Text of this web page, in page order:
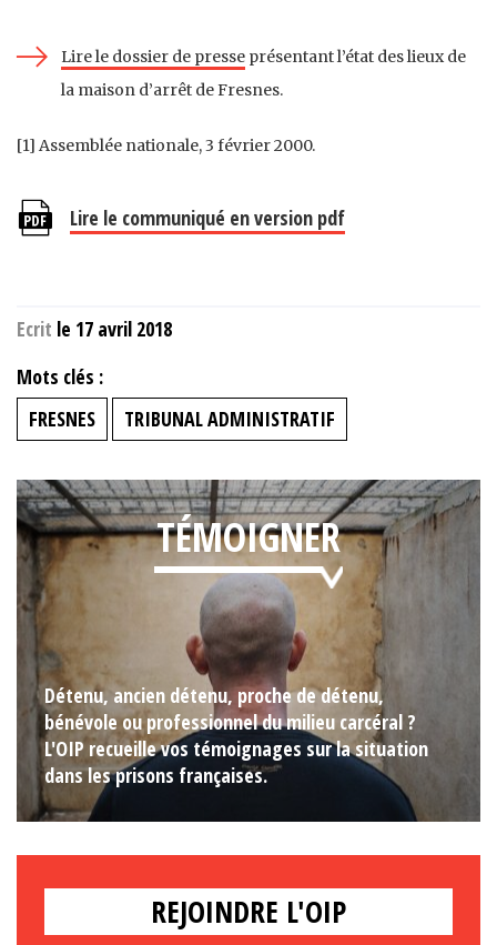
Lire le dossier de presse présentant l’état des lieux de
la maison d’arrêt de Fresnes.
[1] Assemblée nationale, 3 février 2000.
Lire le communiqué en version pdf
Ecrit le 17 avril 2018
Mots clés :
FRESNES
TRIBUNAL ADMINISTRATIF
TÉMOIGNER
Détenu, ancien détenu, proche de détenu,
bénévole ou professionnel du milieu carcéral ?
L'OIP recueille vos témoignages sur la situation
dans les prisons françaises.
REJOINDRE L'OIP